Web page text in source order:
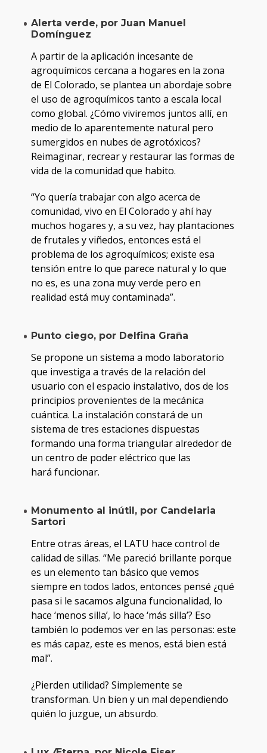
Alerta verde, por Juan Manuel
Domínguez
A partir de la aplicación incesante de
agroquímicos cercana a hogares en la zona
de El Colorado, se plantea un abordaje sobre
el uso de agroquímicos tanto a escala local
como global. ¿Cómo viviremos juntos allí, en
medio de lo aparentemente natural pero
sumergidos en nubes de agrotóxicos?
Reimaginar, recrear y restaurar las formas de
vida de la comunidad que habito.
“Yo quería trabajar con algo acerca de
comunidad, vivo en El Colorado y ahí hay
muchos hogares y, a su vez, hay plantaciones
de frutales y viñedos, entonces está el
problema de los agroquímicos; existe esa
tensión entre lo que parece natural y lo que
no es, es una zona muy verde pero en
realidad está muy contaminada”.
Punto ciego, por Delfina Graña
Se propone un sistema a modo laboratorio
que investiga a través de la relación del
usuario con el espacio instalativo, dos de los
principios provenientes de la mecánica
cuántica. La instalación constará de un
sistema de tres estaciones dispuestas
formando una forma triangular alrededor de
un centro de poder eléctrico que las
hará funcionar.
Monumento al inútil, por Candelaria
Sartori
Entre otras áreas, el LATU hace control de
calidad de sillas. “Me pareció brillante porque
es un elemento tan básico que vemos
siempre en todos lados, entonces pensé ¿qué
pasa si le sacamos alguna funcionalidad, lo
hace ‘menos silla’, lo hace ‘más silla’? Eso
también lo podemos ver en las personas: este
es más capaz, este es menos, está bien está
mal”.
¿Pierden utilidad? Simplemente se
transforman. Un bien y un mal dependiendo
quién lo juzgue, un absurdo.